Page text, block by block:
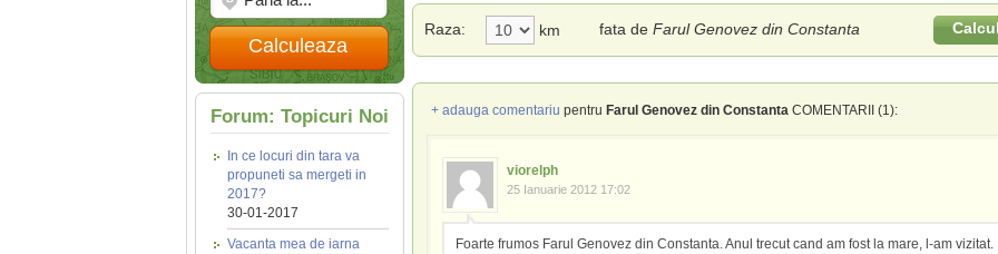
Calculeaza
Forum: Topicuri Noi
In ce locuri din tara va
propuneti sa mergeti in
2017?
30-01-2017
Vacanta mea de iarna
Raza: km fata de Farul Genovez din Constanta
+ adauga comentariu pentru Farul Genovez din ConstantaCOMENTARII (1):
viorelph
25 Ianuarie 2012 17:02
Foarte frumos Farul Genovez din Constanta. Anul trecut cand am fost la mare, l-am vizitat.